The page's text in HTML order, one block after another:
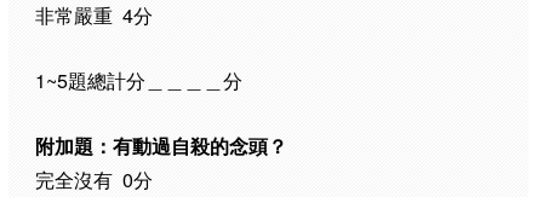
非常嚴重 4分
1~5題總計分＿＿＿＿分
附加題：有動過自殺的念頭？
完全沒有 0分